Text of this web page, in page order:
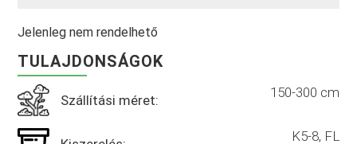
Jelenleg nem rendelhető
TULAJDONSÁGOK
Szállítási méret: 150-300 cm
K5-8, FL